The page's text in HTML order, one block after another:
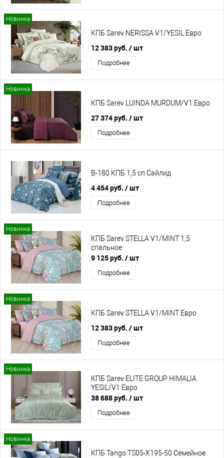
Новинка
КПБ Sarev NERISSA V1/YESIL Евро
12 383 руб. / шт
Подробнее
Новинка
КПБ Sarev LUINDA MURDUM/V1 Евро
27 374 руб. / шт
Подробнее
B-180 КПБ 1,5 сп Сайлид
4 454 руб. / шт
Подробнее
Новинка
КПБ Sarev STELLA V1/MINT 1,5
спальное
9 125 руб. / шт
Подробнее
Новинка
КПБ Sarev STELLA V1/MINT Евро
12 383 руб. / шт
Подробнее
Новинка
КПБ Sarev ELITE GROUP HIMALIA
YESIL/V1 Евро
38 688 руб. / шт
Подробнее
Новинка
КПБ Tango TS05-X195-50 Семейное